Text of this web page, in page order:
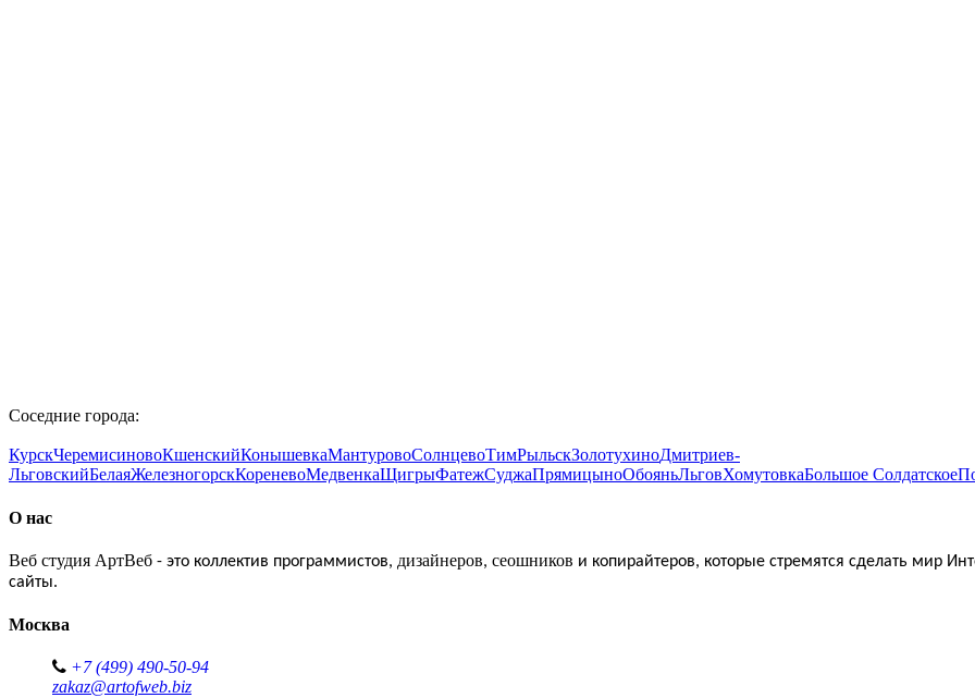
Соседние города:
КурскЧеремисиновоКшенскийКонышевкаМантуровоСолнцевоТимРыльскЗолотухиноДмитриев-
ЛьговскийБелаяЖелезногорскКореневоМедвенкаЩигрыФатежСуджаПрямицыноОбояньЛьговХомутовкаБольшое Солдатское
О нас
Веб студия АртВеб - это коллектив программистов, дизайнеров, сеошников и копирайтеров, которые стремятся сделать мир
сайты.
Москва
+7 (499) 490-50-94
zakaz@artofweb.biz